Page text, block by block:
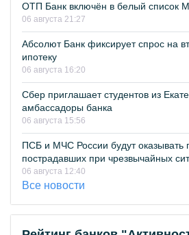
ОТП Банк включён в белый список
06 августа 21:27
Абсолют Банк фиксирует спрос на
ипотеку
06 августа 16:20
Сбер приглашает студентов из
амбассадоры банка
06 августа 15:56
ПСБ и МЧС России будут оказывать
пострадавших при чрезвычайных
06 августа 12:40
Все новости